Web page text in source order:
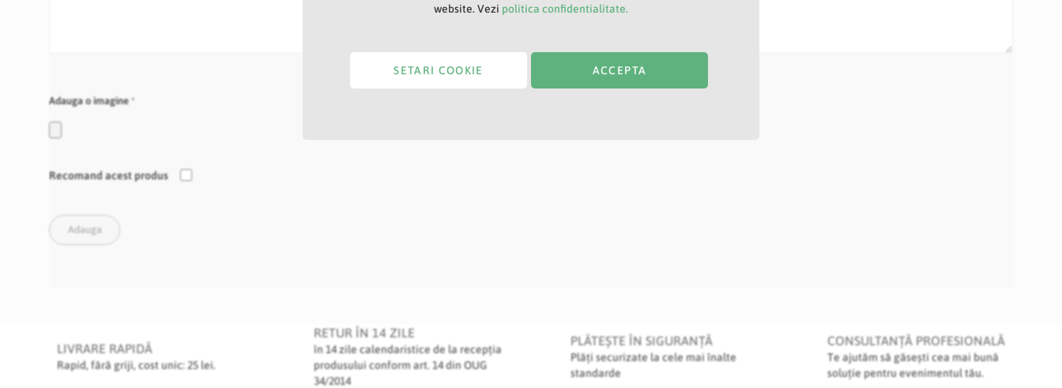
Adauga o imagine
Recomand acest produs
Adauga
LIVRARE RAPIDĂ
Rapid, fără griji, cost unic: 25 lei.
RETUR ÎN 14 ZILE
în 14 zile calendaristice de la recepția
produsului conform art. 14 din OUG
34/2014
PLĂTEȘTE ÎN SIGURANȚĂ
Plăți securizate la cele mai înalte
standarde
CONSULTANȚĂ PROFESIONALĂ
Te ajutăm să găsești cea mai bună
soluție pentru evenimentul tău.
website. Vezi politica confidentialitate.
ACCEPTA
SETARI COOKIE